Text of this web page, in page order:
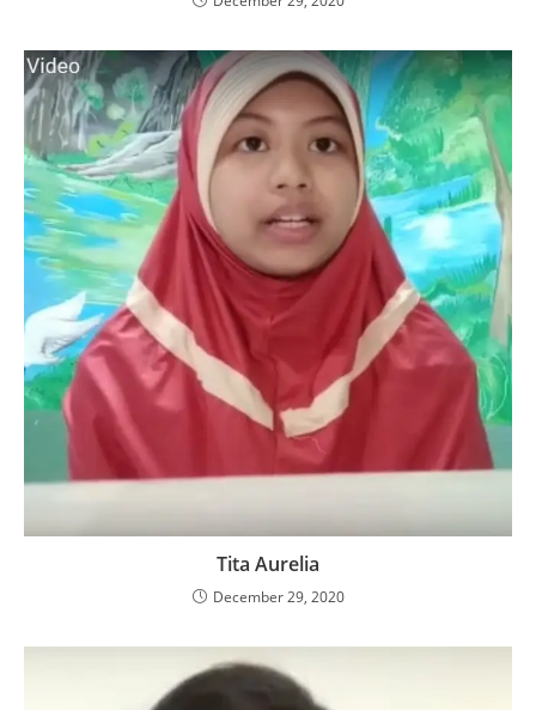
Tita Aurelia
December 29, 2020